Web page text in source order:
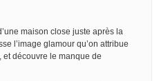
maison close juste après la
l’image glamour qu’on attribue
et découvre le manque de